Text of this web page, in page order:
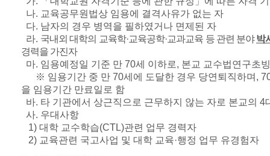
나. 교육공무원법상 임용에 결격사유가 없는 자
다. 남자의 경우 병역을 필하였거나 면제된 자
라. 국내외 대학의 교육학·교육공학·교과교육 등 관련 분야박
경력을 가진자
마. 임용예정일 기준 만 70세 이하로, 본교 교수법연구초
※ 임용기간 중 만 70세에 도달한 경우 당연퇴직하며 ,
을 임용기간 만료일로 함
바. 타 기관에서 상근직으로 근무하지 않는 자로 본교의 4
사. 우대사항
1) 대학 교수학습(CTL)관련 업무 경력자
2) 교육관련 국고사업 및 대학 교육·행정 업무 유경험자